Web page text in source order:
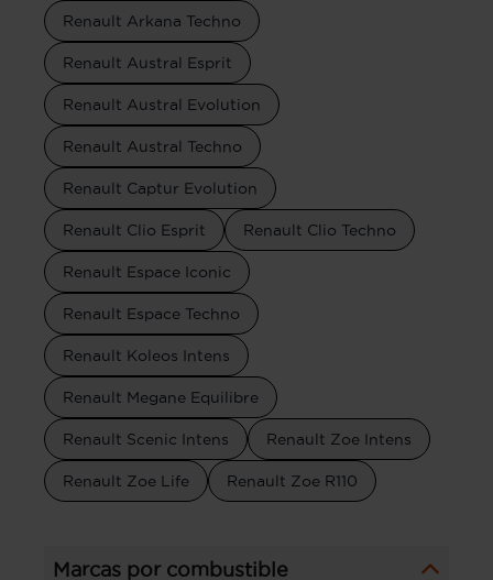
Renault Arkana Techno
Renault Austral Esprit
Renault Austral Evolution
Renault Austral Techno
Renault Captur Evolution
Renault Clio Esprit Renault Clio Techno
Renault Espace Iconic
Renault Espace Techno
Renault Koleos Intens
Renault Megane Equilibre
Renault Scenic Intens Renault Zoe Intens
Renault Zoe Life Renault Zoe R110
Marcas por combustible